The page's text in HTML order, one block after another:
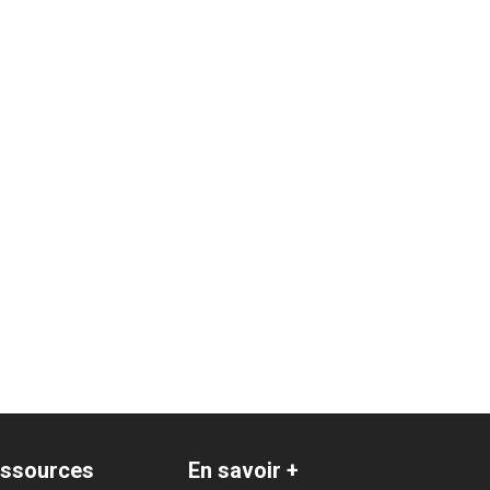
En savoir +